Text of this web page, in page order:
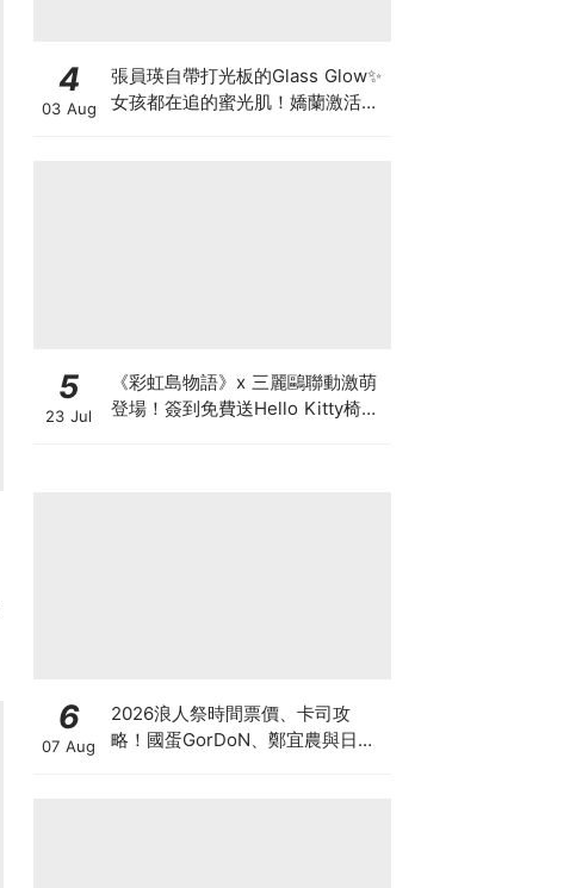
4
03 Aug
張員瑛自帶打光板的Glass Glow✨
女孩都在追的蜜光肌！嬌蘭激活能
5
23 Jul
《彩虹島物語》x 三麗鷗聯動激萌
登場！簽到免費送Hello Kitty椅
6
07 Aug
2026浪人祭時間票價、卡司攻
略！國蛋GorDoN、鄭宜農與日本